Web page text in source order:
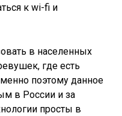
к wi-fi и
в населенных
где есть
поэтому данное
в России и за
просты в